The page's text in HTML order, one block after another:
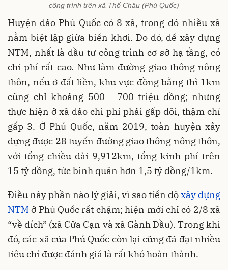
công trình trên xã Thổ Châu (Phú Quốc)
Huyện đảo Phú Quốc có 8 xã, trong đó nhiều xã
nằm biệt lập giữa biển khơi. Do đó, để xây dựng
NTM, nhất là đầu tư công trình cơ sở hạ tầng, có
chi phí rất cao. Như làm đường giao thông nông
thôn, nếu ở đất liền, khu vực đồng bằng thì 1km
cũng chỉ khoảng 500 - 700 triệu đồng; nhưng
thực hiện ở xã đảo chi phí phải gấp đôi, thậm chí
gấp 3. Ở Phú Quốc, năm 2019, toàn huyện xây
dựng được 28 tuyến đường giao thông nông thôn,
với tổng chiều dài 9,912km, tổng kinh phí trên
15 tỷ đồng, tức bình quân hơn 1,5 tỷ đồng/1km.
Điều này phần nào lý giải, vì sao tiến độxây dựng
NTM ở Phú Quốc rất chậm; hiện mới chỉ có 2/8 xã
“về đích” (xã Cửa Cạn và xã Gành Dầu). Trong khi
đó, các xã của Phú Quốc còn lại cũng đã đạt nhiều
tiêu chí được đánh giá là rất khó hoàn thành.